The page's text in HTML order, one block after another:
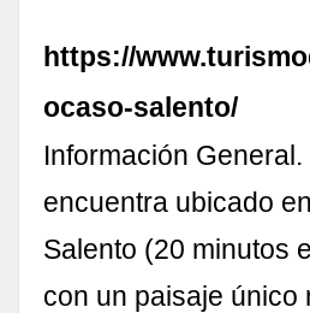
https://
ocaso-salento/
Información
encuentra ubicado
Salento (20 minutos
con un paisaje